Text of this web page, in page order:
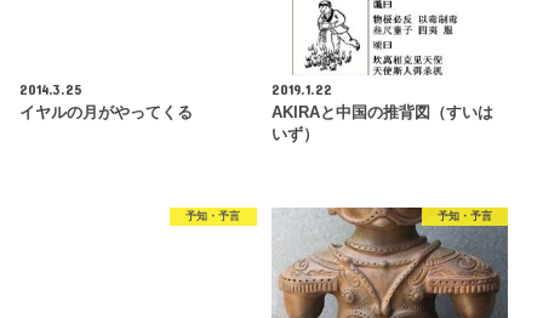
2014.3.25
イヤルの月がやってくる
2019.1.22
AKIRAと中国の推背図（すいは
いず）
予知・予言 予知・予言